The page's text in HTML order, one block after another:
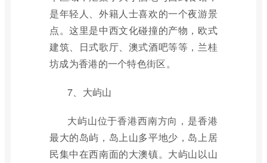
是年轻人、外籍人士喜欢的一个夜游景
点。这里是中西文化碰撞的产物，欧式
建筑、日式歌厅、澳式酒吧等等，兰桂
坊成为香港的一个特色街区。
7、大屿山
大屿山位于香港西南方向，是香港
最大的岛屿，岛上山多平地少，岛上居
民集中在西南面的大澳镇。大屿山以山